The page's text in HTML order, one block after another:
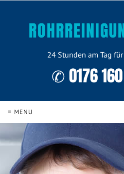
24 Stunden am Tag
✆ 0176
≡ MENU